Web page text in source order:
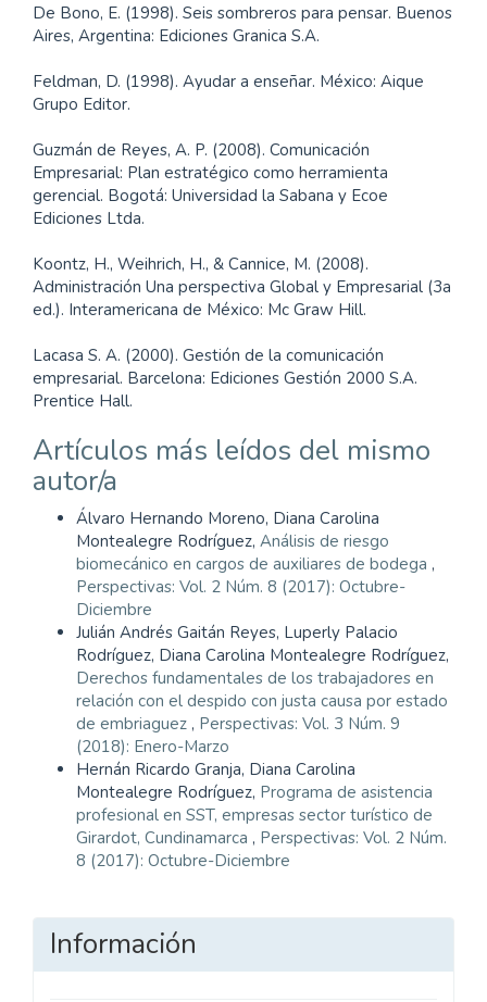
De Bono, E. (1998). Seis sombreros para pensar. Buenos
Aires, Argentina: Ediciones Granica S.A.
Feldman, D. (1998). Ayudar a enseñar. México: Aique
Grupo Editor.
Guzmán de Reyes, A. P. (2008). Comunicación
Empresarial: Plan estratégico como herramienta
gerencial. Bogotá: Universidad la Sabana y Ecoe
Ediciones Ltda.
Koontz, H., Weihrich, H., & Cannice, M. (2008).
Administración Una perspectiva Global y Empresarial (3a
ed.). Interamericana de México: Mc Graw Hill.
Lacasa S. A. (2000). Gestión de la comunicación
empresarial. Barcelona: Ediciones Gestión 2000 S.A.
Prentice Hall.
Artículos más leídos del mismo
autor/a
Álvaro Hernando Moreno, Diana Carolina
Montealegre Rodríguez, Análisis de riesgo
biomecánico en cargos de auxiliares de bodega ,
Perspectivas: Vol. 2 Núm. 8 (2017): Octubre-
Diciembre
Julián Andrés Gaitán Reyes, Luperly Palacio
Rodríguez, Diana Carolina Montealegre Rodríguez,
Derechos fundamentales de los trabajadores en
relación con el despido con justa causa por estado
de embriaguez , Perspectivas: Vol. 3 Núm. 9
(2018): Enero-Marzo
Hernán Ricardo Granja, Diana Carolina
Montealegre Rodríguez, Programa de asistencia
profesional en SST, empresas sector turístico de
Girardot, Cundinamarca , Perspectivas: Vol. 2 Núm.
8 (2017): Octubre-Diciembre
Información